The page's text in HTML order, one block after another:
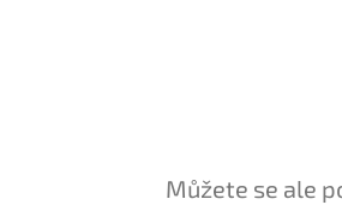
Můžete se ale